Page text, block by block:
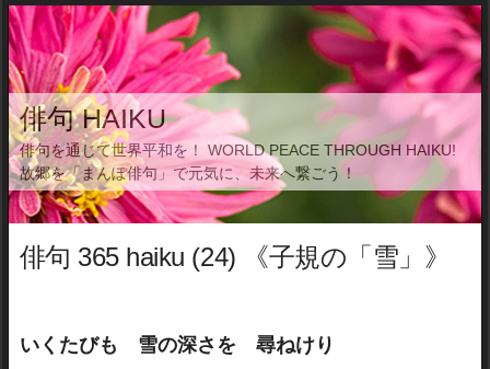
俳句 HAIKU
俳句を通じて世界平和を！ WORLD PEACE THROUGH HAIKU!
故郷を「まんぽ俳句」で元気に、未来へ繋ごう！
俳句 365 haiku (24) 《子規の「雪」》
いくたびも 雪の深さを 尋ねけり